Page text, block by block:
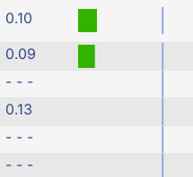
0.10
0.09
- - -
0.13
- - -
- - -